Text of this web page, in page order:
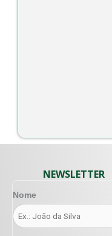
NEWSLETTER
Nome